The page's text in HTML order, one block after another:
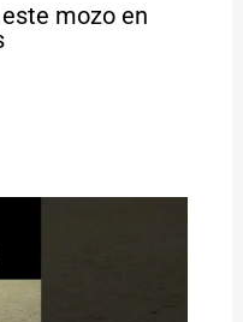
mozo en